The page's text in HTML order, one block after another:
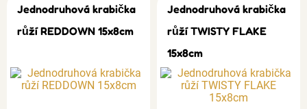
Jednodruhová krabička
růží REDDOWN 15x8cm
Jednodruhová krabička
růží TWISTY FLAKE
15x8cm